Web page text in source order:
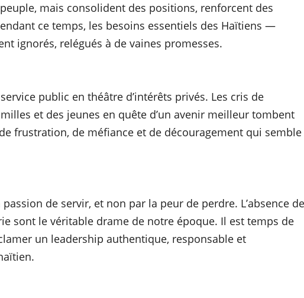
mais consolident des positions, renforcent des
ce temps, les besoins essentiels des Haïtiens —
ignorés, relégués à de vaines promesses.
public en théâtre d’intérêts privés. Les cris de
et des jeunes en quête d’un avenir meilleur tombent
frustration, de méfiance et de découragement qui semble
de servir, et non par la peur de perdre. L’absence de
sont le véritable drame de notre époque. Il est temps de
un leadership authentique, responsable et